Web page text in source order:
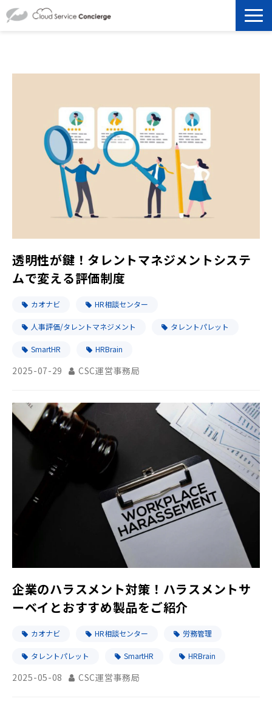
資料ダウンロード
お役立ち記事
よくあるご質問
透明性が鍵！タレントマネジメントシステ
ムで変える評価制度
カオナビ HR相談センター
人事評価/タレントマネジメント タレントパレット
SmartHR HRBrain
2025-07-29 CSC運営事務局
企業のハラスメント対策！ハラスメントサ
ーベイとおすすめ製品をご紹介
カオナビ HR相談センター 労務管理
タレントパレット SmartHR HRBrain
2025-05-08 CSC運営事務局